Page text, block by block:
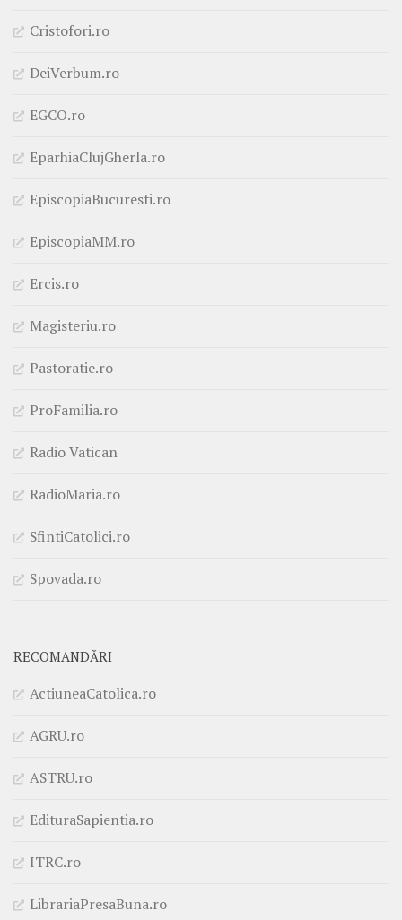
Cristofori.ro
DeiVerbum.ro
EGCO.ro
EparhiaClujGherla.ro
EpiscopiaBucuresti.ro
EpiscopiaMM.ro
Ercis.ro
Magisteriu.ro
Pastoratie.ro
ProFamilia.ro
Radio Vatican
RadioMaria.ro
SfintiCatolici.ro
Spovada.ro
RECOMANDĂRI
ActiuneaCatolica.ro
AGRU.ro
ASTRU.ro
EdituraSapientia.ro
ITRC.ro
LibrariaPresaBuna.ro